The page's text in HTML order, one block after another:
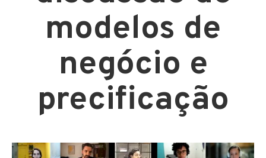
modelos de
negócio e
precificação